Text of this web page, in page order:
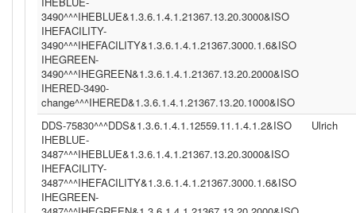
3490^^^IHEBLUE&1.3.6.1.4.1.21367.13.20.3000&ISO
IHEFACILITY-
3490^^^IHEFACILITY&1.3.6.1.4.1.21367.3000.1.6&ISO
IHEGREEN-
3490^^^IHEGREEN&1.3.6.1.4.1.21367.13.20.2000&ISO
IHERED-3490-
change^^^IHERED&1.3.6.1.4.1.21367.13.20.1000&ISO
DDS-75830^^^DDS&1.3.6.1.4.1.12559.11.1.4.1.2&ISO
IHEBLUE-
3487^^^IHEBLUE&1.3.6.1.4.1.21367.13.20.3000&ISO
IHEFACILITY-
3487^^^IHEFACILITY&1.3.6.1.4.1.21367.3000.1.6&ISO
IHEGREEN-
Ulrich